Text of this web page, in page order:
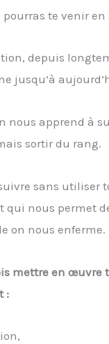
te venir en
depuis
jusqu’à
nous apprend à
sortir du rang.
sans utiliser
qui nous permet
on nous enferme.
mettre en œuvre
: